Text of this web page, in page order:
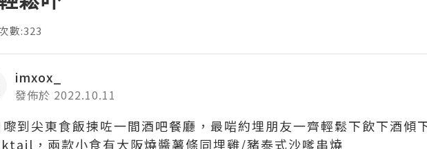
數:323
imxox_
發佈於 2022.10.11
嚟到尖東食飯揀咗一間酒吧餐廳，最啱約埋朋友一齊輕鬆下飲下酒傾
，兩款小食有大阪燒醬薯條同埋雞/豬泰式沙嗲串燒